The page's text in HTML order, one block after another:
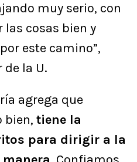
muy serio, con
las cosas bien y
este camino”,
de la U.
agrega que
bien, tiene la
para dirigir a la